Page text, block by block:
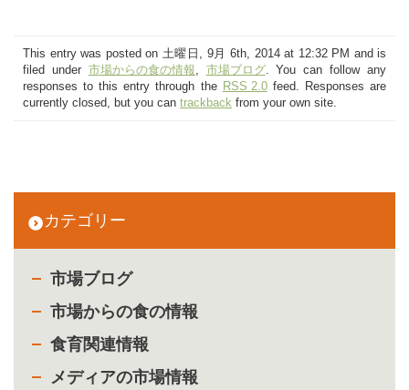
カテゴリー
市場ブログ
市場からの食の情報
食育関連情報
メディアの市場情報
This entry was posted on 土曜日, 9月 6th, 2014 at 12:32 PM and is
filed under 市場からの食の情報, 市場ブログ. You can follow any
responses to this entry through the RSS 2.0feed. Responses are
currently closed, but you can trackback from your own site.